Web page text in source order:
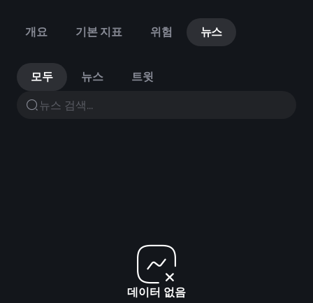
개요 기본 지표 위험 뉴스
모두 뉴스 트윗
데이터 없음